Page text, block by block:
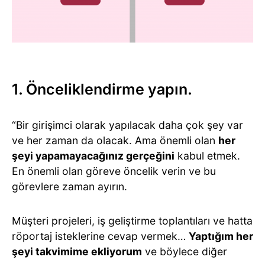
1. Önceliklendirme yapın.
“Bir girişimci olarak yapılacak daha çok şey var
ve her zaman da olacak. Ama önemli olan her
şeyi yapamayacağınız gerçeğini kabul etmek.
En önemli olan göreve öncelik verin ve bu
görevlere zaman ayırın.
Müşteri projeleri, iş geliştirme toplantıları ve hatta
röportaj isteklerine cevap vermek… Yaptığım her
şeyi takvimime ekliyorum ve böylece diğer